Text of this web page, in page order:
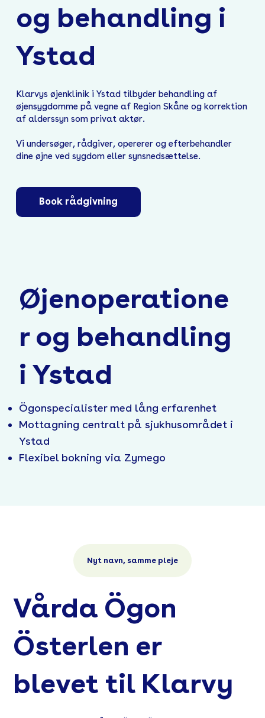
og behandling i
Ystad
Klarvys øjenklinik i Ystad tilbyder behandling af
øjensygdomme på vegne af Region Skåne og korrektion
af alderssyn som privat aktør.
Vi undersøger, rådgiver, opererer og efterbehandler
dine øjne ved sygdom eller synsnedsættelse.
Book rådgivning
Øjenoperatione
r og behandling
i Ystad
Ögonspecialister med lång erfarenhet
Mottagning centralt på sjukhusområdet i
Ystad
Flexibel bokning via Zymego
Nyt navn, samme pleje
Vårda Ögon
Österlen er
blevet til Klarvy